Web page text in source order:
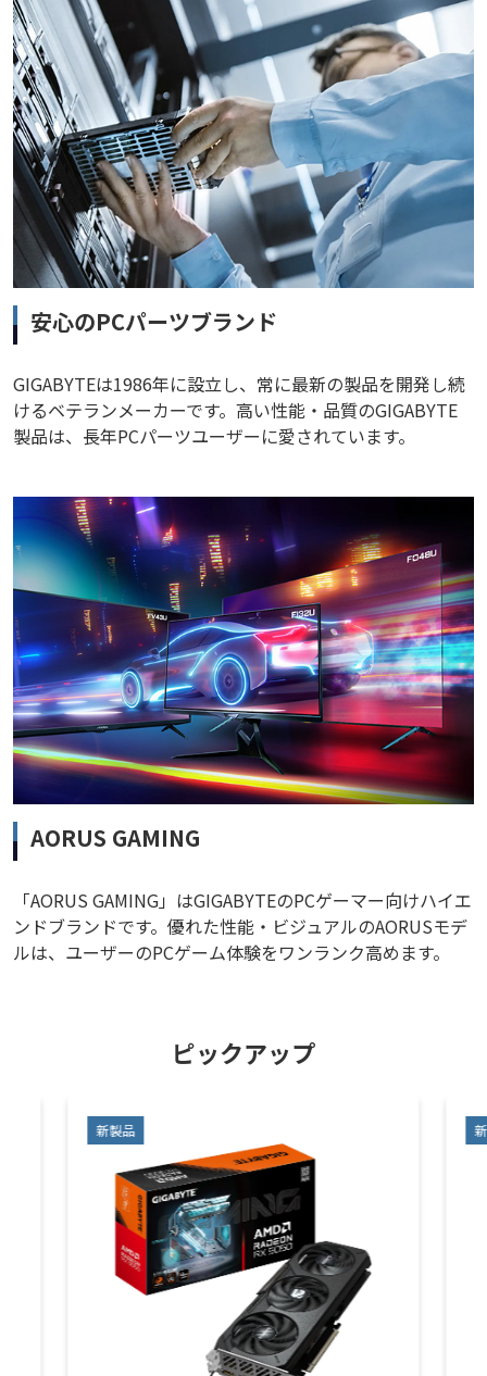
安心のPCパーツブランド
GIGABYTEは1986年に設立し、常に最新の製品を開発し続
けるベテランメーカーです。高い性能・品質のGIGABYTE
製品は、長年PCパーツユーザーに愛されています。
AORUS GAMING
「AORUS GAMING」はGIGABYTEのPCゲーマー向けハイエ
ンドブランドです。優れた性能・ビジュアルのAORUSモデ
ルは、ユーザーのPCゲーム体験をワンランク高めます。
ピックアップ
新製品